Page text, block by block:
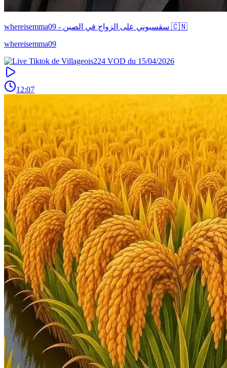
whereisemma09 - سقسيوني على الزواج في الصين 🇨🇳
whereisemma09
12:07